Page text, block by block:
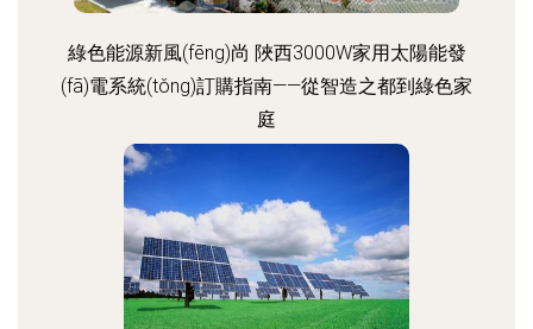
綠色能源新風(fēng)尚 陜西3000W家用太陽能發
(fā)電系統(tǒng)訂購指南——從智造之都到綠色家
庭